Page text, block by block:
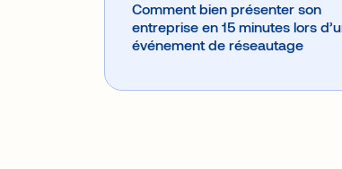
Réseauter
Comment bien présenter son
entreprise en 15 minutes lors d’un